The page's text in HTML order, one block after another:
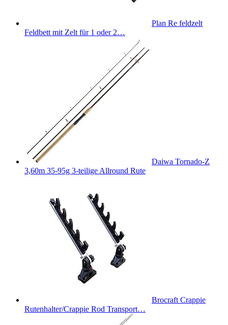
Plan Re feldzelt
Feldbett mit Zelt für 1 oder 2…
Daiwa Tornado-Z
3,60m 35-95g 3-teilige Allround Rute
Brocraft Crappie
Rutenhalter/Crappie Rod Transport…